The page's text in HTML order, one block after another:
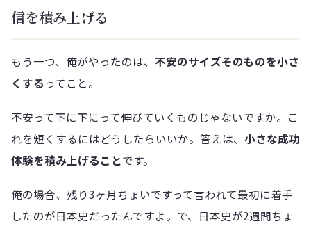
信を積み上げる
もう一つ、俺がやったのは、 不安のサイズそのものを小さ
くするってこと。
不安って下に下にって伸びていくものじゃないですか。こ
れを短くするにはどうしたらいいか。答えは、 小さな成功
体験を積み上げることです。
俺の場合、残り3ヶ月ちょいですって言われて最初に着手
したのが日本史だったんですよ。で、日本史が2週間ちょ